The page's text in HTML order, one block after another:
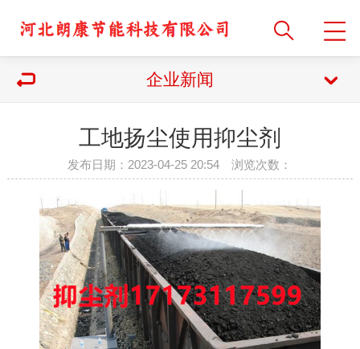
企业新闻
工地扬尘使用抑尘剂
发布日期：2023-04-25 20:54 浏览次数：